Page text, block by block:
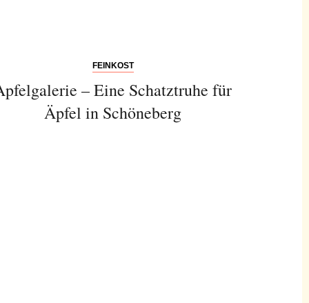
FEINKOST
– Eine Schatztruhe für
Äpfel in Schöneberg